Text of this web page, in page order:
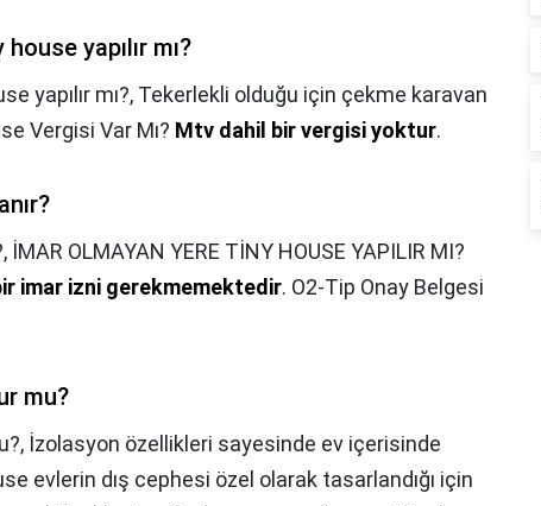
yapılır mı?
yapılır mı?, Tekerlekli olduğu için çekme karavan
Vergisi Var Mı? Mtv dahil bir vergisi yoktur.
İMAR OLMAYAN YERE TİNY HOUSE YAPILIR MI?
imar izni gerekmemektedir. O2-Tip Onay Belgesi
mu?
İzolasyon özellikleri sayesinde ev içerisinde
evlerin dış cephesi özel olarak tasarlandığı için